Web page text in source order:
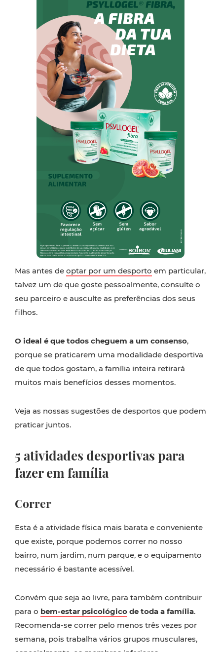
Mas antes de optar por um desporto em particular,
talvez um de que goste pessoalmente, consulte o
seu parceiro e ausculte as preferências dos seus
filhos.
O ideal é que todos cheguem a um consenso,
porque se praticarem uma modalidade desportiva
de que todos gostam, a família inteira retirará
muitos mais benefícios desses momentos.
Veja as nossas sugestões de desportos que podem
praticar juntos.
5 atividades desportivas para
fazer em família
Correr
Esta é a atividade física mais barata e conveniente
que existe, porque podemos correr no nosso
bairro, num jardim, num parque, e o equipamento
necessário é bastante acessível.
Convém que seja ao livre, para também contribuir
para o bem-estar psicológico de toda a família.
Recomenda-se correr pelo menos três vezes por
semana, pois trabalha vários grupos musculares,